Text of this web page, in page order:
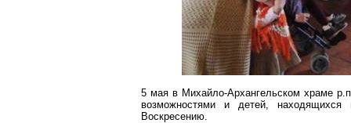
5 мая в Михайло-Архангельском храме
возможностями и детей, находящихся
Воскресению.